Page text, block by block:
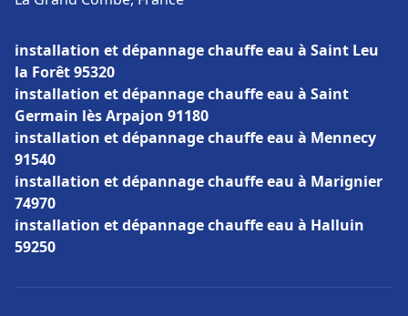
installation et dépannage chauffe eau à Saint Leu
la Forêt 95320
installation et dépannage chauffe eau à Saint
Germain lès Arpajon 91180
installation et dépannage chauffe eau à Mennecy
91540
installation et dépannage chauffe eau à Marignier
74970
installation et dépannage chauffe eau à Halluin
59250